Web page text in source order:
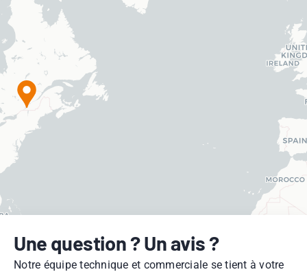
Une question ? Un avis ?
Notre équipe technique et commerciale se tient à votre